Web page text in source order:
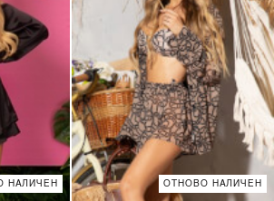
НАЛИЧЕН ОТНОВО НАЛИЧЕН